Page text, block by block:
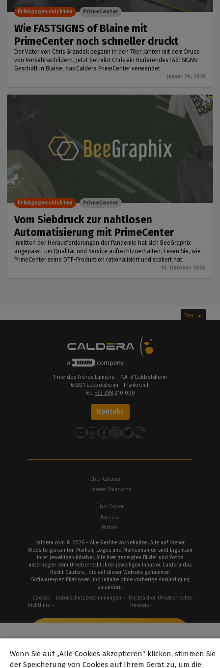
Wie FASTSIGNS of Blaine mit
PrimeCenter noch schneller druckt
Der Vater von Chris Grandell begann in den 70er Jahren mit dem Druck
von Verkehrsschildern. Jetzt betreibt Chris ein florierendes FASTSIGNS-
Geschäft in Blaine, das Caldera PrimeCenter verwendet.
Januar 29, 2025
Erfolgsgeschichten PrimeCenter
Vom Siebdruck zur nahtlosen
Automatisierung mit PrimeCenter
Inmitten der Herausforderungen der Pandemie hat sich BeeGraphix
angepasst, um Qualität und Service aufrechtzuerhalten. Lesen Sie, wie
PrimeCenter seine DTF-Produktion rationalisiert und skaliert hat.
10. Oktober 2024
Erfolgsgeschichten PrimeCenter
Top
1 rue des Frères Lumière - P.A. d'Eckbolsheim
67201 Eckbolsheim - Frankreich
Tel. +33 388 210 000
Kontakt
YouTube
LinkedIn
Facebook
Instagram
Twitter
Über Caldera
Unsere Standorte
Über Dover
Karriere
Partner
caldera.com © 2026 – Alle Rechte vorbehalten. Alle auf dieser
Website genannten Marken, Logos und Markennamen sind Eigentum
ihrer jeweiligen Inhaber. Alle hier gezeigten Bilder und Fotos
unterliegen dem Urheberrecht ihrer jeweiligen Inhaber. Caldera das
Recht Caldera , die auf dieser Website genannten
Softwarespezifikationen und Inhalte ohne vorherige Ankündigung
zu ändern.
Cookie-
Richtlinie
Datenschutzbestimmungen
Rechtlicher
Hinweis
Urheberrechte
Wenn Sie auf „Alle Cookies akzeptieren“ klicken, stimmen Sie
der Speicherung von Cookies auf Ihrem Gerät zu, um die